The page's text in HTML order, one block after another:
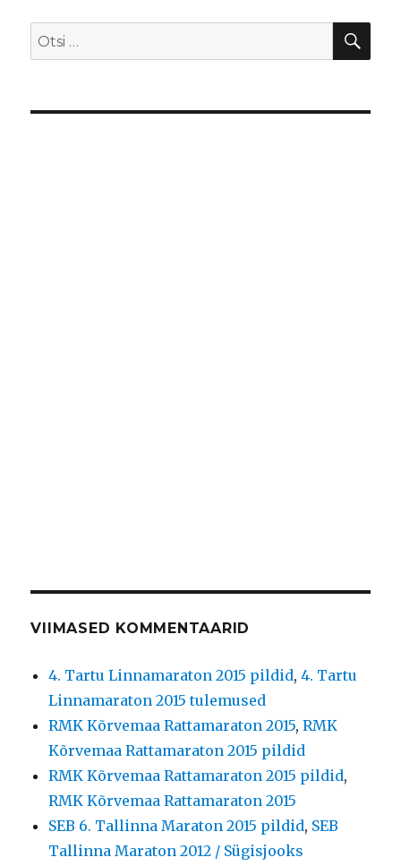
Otsi:
VIIMASED KOMMENTAARID
4. Tartu Linnamaraton 2015 pildid,4. Tartu
Linnamaraton 2015 tulemused
RMK Kõrvemaa Rattamaraton 2015,RMK
Kõrvemaa Rattamaraton 2015 pildid
RMK Kõrvemaa Rattamaraton 2015 pildid,
RMK Kõrvemaa Rattamaraton 2015
SEB 6. Tallinna Maraton 2015 pildid, SEB
Tallinna Maraton 2012 / Sügisjooks